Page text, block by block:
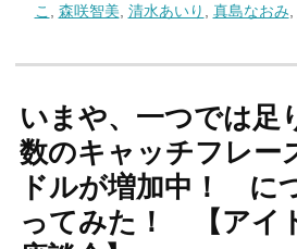
こ
森咲智美 清水あいり 真島なおみ
いまや、一つでは足
数のキャッチフレー
ドルが増加中！ に
ってみた！ 【アイ